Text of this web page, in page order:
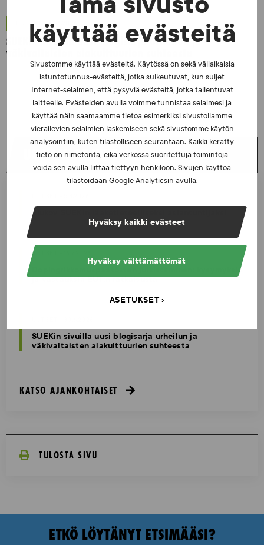
käyttää evästeitä
Sivustomme käyttää evästeitä. Käytössä on sekä väliaikaisia
istuntotunnus-evästeitä, jotka sulkeutuvat, kun suljet
Internet-selaimen, että pysyviä evästeitä, jotka tallentuvat
laitteelle. Evästeiden avulla voimme tunnistaa selaimesi ja
käyttää näin saamaamme tietoa esimerkiksi sivustollamme
vierailevien selaimien laskemiseen sekä sivustomme käytön
analysointiin, kuten tilastolliseen seurantaan. Kaikki kerätty
tieto on nimetöntä, eikä verkossa suoritettuja toimintoja
voida sen avulla liittää tiettyyn henkilöön. Sivujen käyttöä
tilastoidaan Google Analyticsin avulla.
Hyväksy kaikki evästeet
Hyväksy välttämättömät
ASETUKSET
UUTISET - 30.6.2026
SUEKin sivuilla uusi blogisarja urheilun ja
väkivaltaisten alakulttuurien suhteesta
UUSIMMAT UUTISET
Iljukov SUEKin lääketieteelliseksi asiantuntijaksi
UUTISET - 16.7.2026
Dopingrikkomuspäätösten julkistaminen: kysymyksiä
ja vastauksia EUT:n ratkaisusta
SUEKin sivuilla uusi blogisarja urheilun ja
väkivaltaisten alakulttuurien suhteesta
KATSO AJANKOHTAISET
TULOSTA SIVU
ETKÖ LÖYTÄNYT ETSIMÄÄSI?